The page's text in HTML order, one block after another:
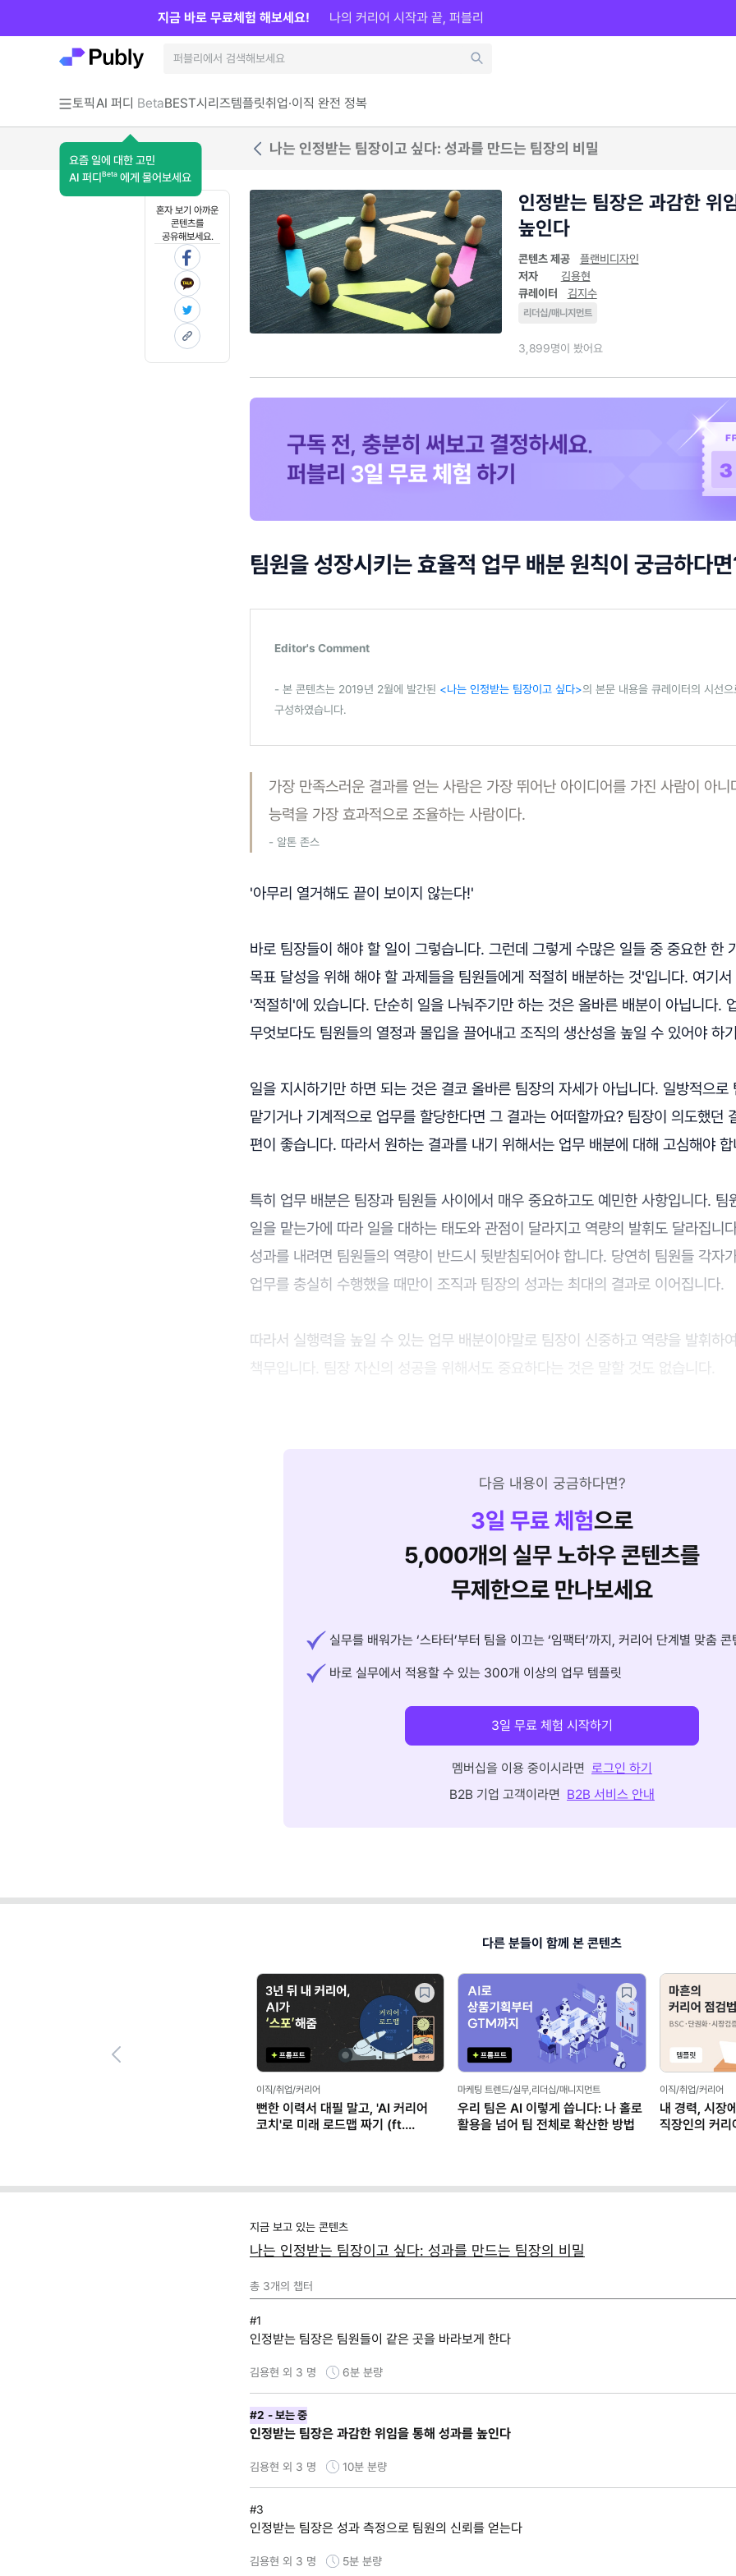
토픽AI 퍼디 Beta
요즘 일에 대한 고민
AI 퍼디 Beta 에게 물어보세요
BEST시리즈템플릿취업·이직 완전 정복
지금 바로 무료체험 해보세요! 나의 커리어 시작과 끝, 퍼블리
나는 인정받는 팀장이고 싶다: 성과를 만드는 팀장의 비밀
혼자 보기 아까운
콘텐츠를
공유해보세요.
인정받는 팀장은 과감한 위
높인다
콘텐츠 제공
플랜비디자인
저자
김용현
큐레이터
김지수
리더십/매니지먼트
3,899명이 봤어요
팀원을 성장시키는 효율적 업무 배분 원칙이 궁금하다
Editor's Comment
- 본 콘텐츠는 2019년 2월에 발간된 <나는 인정받는 팀장이고 싶다>의 본문 내용을 큐레이터의 시선으
구성하였습니다.
가장 만족스러운 결과를 얻는 사람은 가장 뛰어난 아이디어를 가진 사람이 아
능력을 가장 효과적으로 조율하는 사람이다.
- 알톤 존스
'아무리 열거해도 끝이 보이지 않는다!'
바로 팀장들이 해야 할 일이 그렇습니다. 그런데 그렇게 수많은 일들 중 중요한 한
목표 달성을 위해 해야 할 과제들을 팀원들에게 적절히 배분하는 것'입니다. 여기
'적절히'에 있습니다. 단순히 일을 나눠주기만 하는 것은 올바른 배분이 아닙니다.
무엇보다도 팀원들의 열정과 몰입을 끌어내고 조직의 생산성을 높일 수 있어야 하
일을 지시하기만 하면 되는 것은 결코 올바른 팀장의 자세가 아닙니다. 일방적으로
맡기거나 기계적으로 업무를 할당한다면 그 결과는 어떠할까요? 팀장이 의도했던
편이 좋습니다. 따라서 원하는 결과를 내기 위해서는 업무 배분에 대해 고심해야 합
특히 업무 배분은 팀장과 팀원들 사이에서 매우 중요하고도 예민한 사항입니다. 팀
일을 맡는가에 따라 일을 대하는 태도와 관점이 달라지고 역량의 발휘도 달라집니
성과를 내려면 팀원들의 역량이 반드시 뒷받침되어야 합니다. 당연히 팀원들 각자
업무를 충실히 수행했을 때만이 조직과 팀장의 성과는 최대의 결과로 이어집니다.
따라서 실행력을 높일 수 있는 업무 배분이야말로 팀장이 신중하고 역량을 발휘하
책무입니다. 팀장 자신의 성공을 위해서도 중요하다는 것은 말할 것도 없습니다.
다음 내용이 궁금하다면?
3일 무료 체험으로
5,000개의 실무 노하우 콘텐츠를
무제한으로 만나보세요
실무를 배워가는 ‘스타터’부터 팀을 이끄는 ‘임팩터’까지, 커리어 단계별 맞춤 콘
바로 실무에서 적용할 수 있는 300개 이상의 업무 템플릿
3일 무료 체험 시작하기
멤버십을 이용 중이시라면 로그인 하기
B2B 기업 고객이라면 B2B 서비스 안내
다른 분들이 함께 본 콘텐츠
이직/취업/커리어
뻔한 이력서 대필 말고, 'AI 커리어
코치'로 미래 로드맵 짜기 (ft.
마케팅 트렌드/실무,리더십/매니지먼트
우리 팀은 AI 이렇게 씁니다: 나 홀로
활용을 넘어 팀 전체로 확산한 방법
이직/취업/커리어
내 경력, 시장
직장인의 커리
지금 보고 있는 콘텐츠
나는 인정받는 팀장이고 싶다: 성과를 만드는 팀장의 비밀
총 3개의 챕터
#1
인정받는 팀장은 팀원들이 같은 곳을 바라보게 한다
김용현 외 3 명 6분 분량
#2 - 보는 중
인정받는 팀장은 과감한 위임을 통해 성과를 높인다
김용현 외 3 명 10분 분량
#3
인정받는 팀장은 성과 측정으로 팀원의 신뢰를 얻는다
김용현 외 3 명 5분 분량